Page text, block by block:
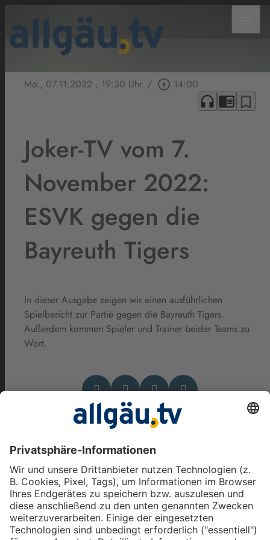
Mo., 07.11.2022 , 19:30 Uhr / play_circle_outline 14:00
headphones chrome_reader_mode bookmark_border
Joker-TV vom 7.
November 2022:
ESVK gegen die
Bayreuth Tigers
In dieser Ausgabe zeigen wir einen ausführlichen
Spielbericht zur Partie gegen die Bayreuth Tigers.
Außerdem kommen Spieler und Trainer beider Teams zu
Wort.
Das könnte Dich auch
interessieren
Rasantes Gefährt, hohe
Sprünge: Motocross beim